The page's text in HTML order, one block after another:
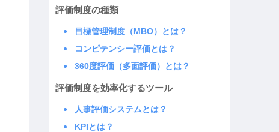
評価制度の種類
目標管理制度（MBO）とは？
コンピテンシー評価とは？
360度評価（多面評価）とは？
評価制度を効率化するツール
人事評価システムとは？
KPIとは？